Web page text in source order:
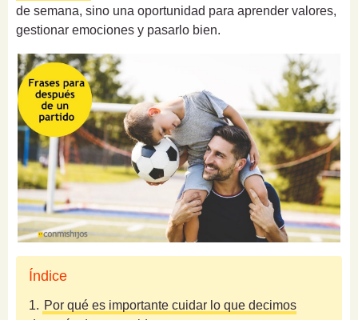
de semana, sino una oportunidad para aprender valores,
gestionar emociones y pasarlo bien.
Índice
1. Por qué es importante cuidar lo que decimos